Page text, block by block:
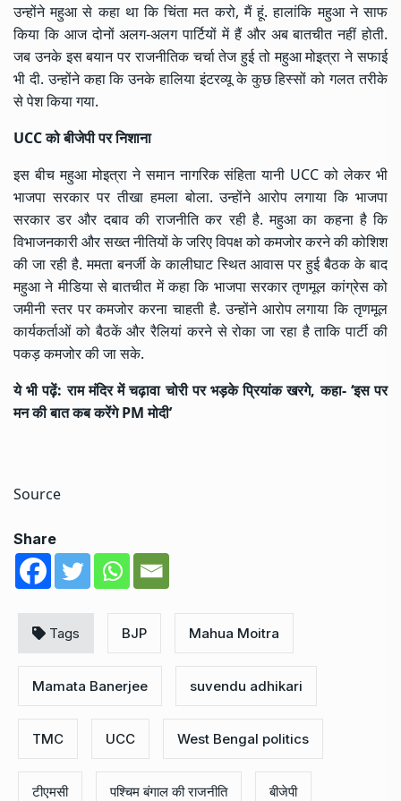
उन्होंने महुआ से कहा था कि चिंता मत करो, मैं हूं. हालांकि महुआ ने साफ
किया कि आज दोनों अलग-अलग पार्टियों में हैं और अब बातचीत नहीं होती.
जब उनके इस बयान पर राजनीतिक चर्चा तेज हुई तो महुआ मोइत्रा ने सफाई
भी दी. उन्होंने कहा कि उनके हालिया इंटरव्यू के कुछ हिस्सों को गलत तरीके
से पेश किया गया.
UCC को बीजेपी पर निशाना
इस बीच महुआ मोइत्रा ने समान नागरिक संहिता यानी UCC को लेकर भी
भाजपा सरकार पर तीखा हमला बोला. उन्होंने आरोप लगाया कि भाजपा
सरकार डर और दबाव की राजनीति कर रही है. महुआ का कहना है कि
विभाजनकारी और सख्त नीतियों के जरिए विपक्ष को कमजोर करने की कोशिश
की जा रही है. ममता बनर्जी के कालीघाट स्थित आवास पर हुई बैठक के बाद
महुआ ने मीडिया से बातचीत में कहा कि भाजपा सरकार तृणमूल कांग्रेस को
जमीनी स्तर पर कमजोर करना चाहती है. उन्होंने आरोप लगाया कि तृणमूल
कार्यकर्ताओं को बैठकें और रैलियां करने से रोका जा रहा है ताकि पार्टी की
पकड़ कमजोर की जा सके.
ये भी पढ़ें:राम मंदिर में चढ़ावा चोरी पर भड़के प्रियांक खरगे, कहा- ‘इस पर
मन की बात कब करेंगे PM मोदी’
Source
Share
Tags BJP Mahua Moitra
Mamata Banerjee suvendu adhikari
TMC UCC West Bengal politics
टीएमसी पश्चिम बंगाल की राजनीति बीजेपी